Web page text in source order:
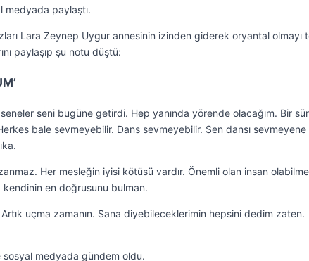
medyada paylaştı.
Lara Zeynep Uygur annesinin izinden giderek oryantal olmayı
paylaşıp şu notu düştü:
seni bugüne getirdi. Hep yanında yörende olacağım. Bir
bale sevmeyebilir. Dans sevmeyebilir. Sen dansı
Her mesleğin iyisi kötüsü vardır. Önemli olan insan
kendinin en doğrusunu bulman.
uçma zamanın. Sana diyebileceklerimin hepsini dedim zaten.
sosyal medyada gündem oldu.